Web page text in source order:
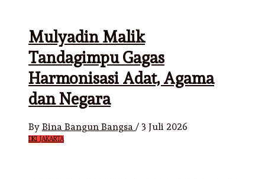
Mulyadin Malik
Tandagimpu Gagas
Harmonisasi Adat, Agama
dan Negara
By Bina Bangun Bangsa / 3 Juli 2026
DKI JAKARTA